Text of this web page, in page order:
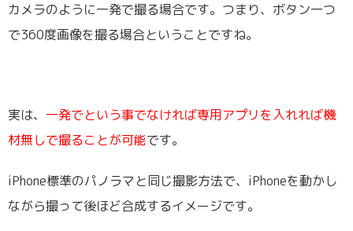
カメラのように一発で撮る場合です。つまり、ボタン一つ
で360度画像を撮る場合ということですね。
実は、 一発でという事でなければ専用アプリを入れれば機
材無しで撮ることが可能です。
iPhone標準のパノラマと同じ撮影方法で、iPhoneを動かし
ながら撮って後ほど合成するイメージです。